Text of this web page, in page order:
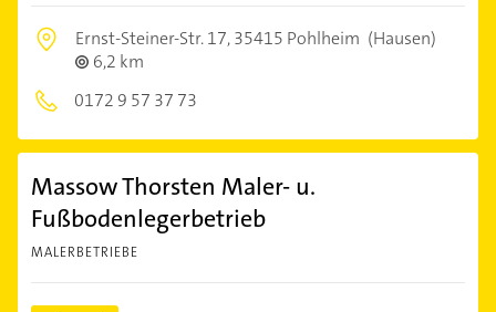
Ernst-Steiner-Str. 17,35415 Pohlheim (Hausen)
6,2 km
0172 9 57 37 73
Massow Thorsten Maler- u.
Fußbodenlegerbetrieb
MALERBETRIEBE